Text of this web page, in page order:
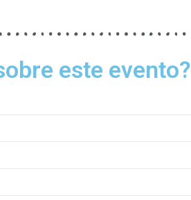
este evento?